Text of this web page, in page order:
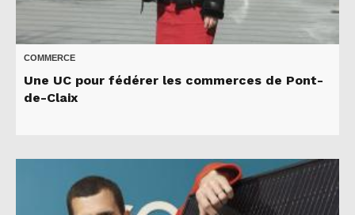
COMMERCE
Une UC pour fédérer les commerces de Pont-
de-Claix